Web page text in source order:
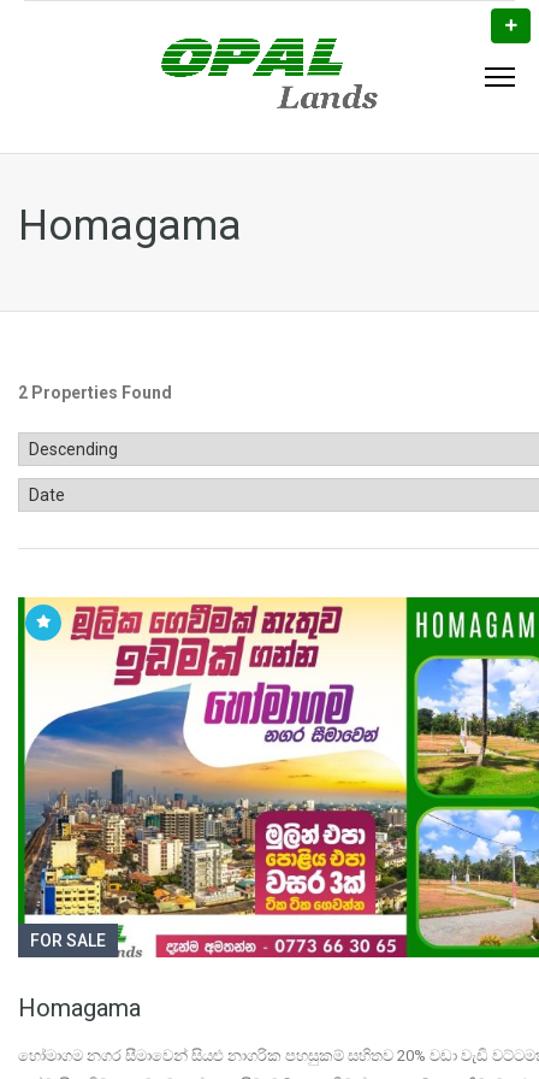
Homagama
2 Properties Found
FOR SALE
Homagama
හෝමාගම නගර සීමාවෙන් සියළු නාගරික පහසුකම් සහිතව 20% වඩා වැඩි